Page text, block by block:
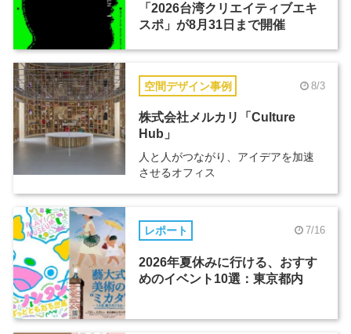
「2026台湾クリエイティブエキ
スポ」が8月31日まで開催
空間デザイン事例 8/3
株式会社メルカリ「Culture
Hub」
人と人がつながり、アイデアを加速
させるオフィス
レポート 7/16
2026年夏休みに行ける、おすす
めのイベント10選：東京都内